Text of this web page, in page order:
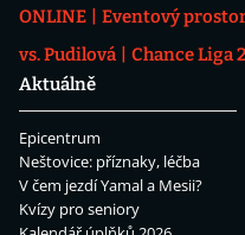
ONLINE
Eventový
vs. Pudilová
Chance Liga
Aktuálně
Epicentrum
Neštovice: příznaky, léčba
V čem jezdí Yamal a Mesii?
Kvízy pro seniory